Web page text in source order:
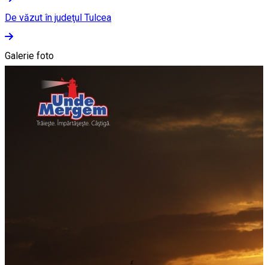
De văzut în judeţul Tulcea
Galerie foto